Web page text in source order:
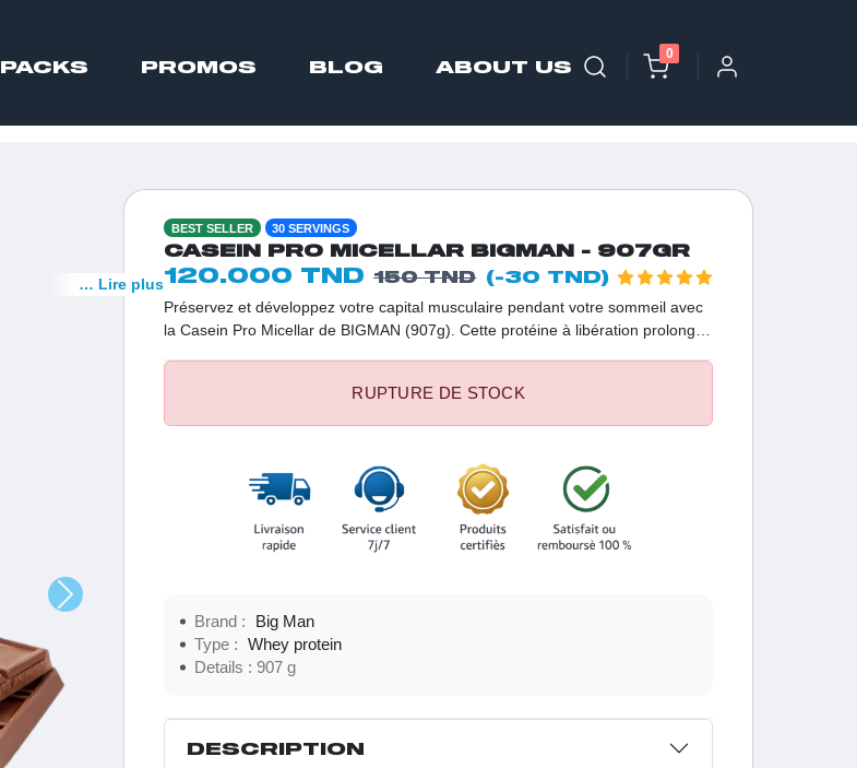
PACKS PROMOS BLOG ABOUT US
0
BEST SELLER 30 SERVINGS
CASEIN PRO MICELLAR BIGMAN - 907GR
120.000 TND 150 TND (-30 TND)
Préservez et développez votre capital musculaire pendant votre sommeil avec
la Casein Pro Micellar de BIGMAN (907g). Cette protéine à libération prolongée
… Lire plus
RUPTURE DE STOCK
Brand :
Big Man
Type :
Whey protein
Details :
907 g
DESCRIPTION